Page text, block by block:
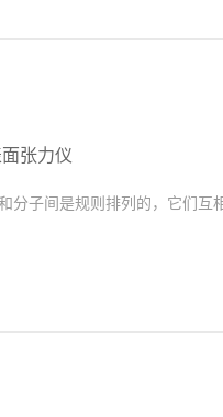
张力仪
分子间是规则排列的，它们